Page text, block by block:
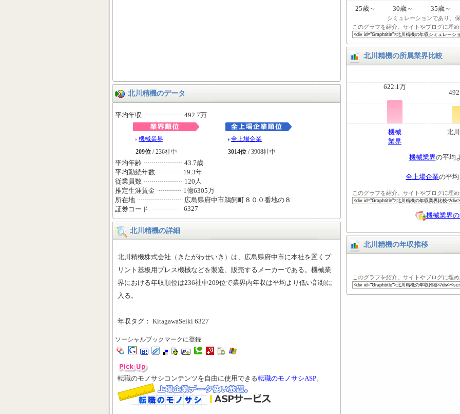
北川精機のデータ
平均年収 492.7万
機械業界
209位 / 236社中
全上場企業
3014位 / 3908社中
平均年齢
43.7歳
平均勤続年数
19.3年
従業員数
120人
推定生涯賃金
1億6305万
所在地
広島県府中市鵜飼町８００番地の８
証券コード
6327
北川精機の詳細
北川精機株式会社（きたがわせいき）は、広島県府中市に本社を置くプ
リント基板用プレス機械などを製造、販売するメーカーである。機械業
界における年収順位は236社中209位で業界内年収は平均より低い部類に
入る。
年収タグ： KitagawaSeiki 6327
ソーシャルブックマークに登録
転職のモノサシコンテンツを自由に使用できる転職のモノサシASP。
25歳～ 30歳～ 35歳～
シミュレーションであり、
このグラフを紹介。サイトやブログに埋
北川精機の所属業界比較
622.1万
機械
業界
北
機械業界の平均
全上場企業の平
このグラフを紹介。サイトやブログに埋
機械業界
北川精機の年収推移
このグラフを紹介。サイトやブログに埋